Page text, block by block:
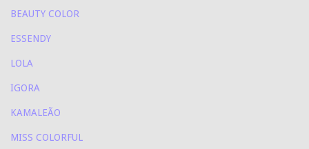
BEAUTY COLOR
ESSENDY
LOLA
IGORA
KAMALEÃO
MISS COLORFUL